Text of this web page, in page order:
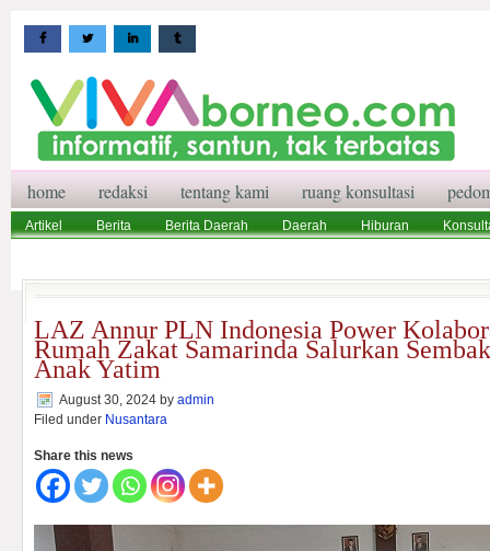
home redaksi tentang kami ruang konsultasi
Artikel Berita Berita Daerah Daerah Hiburan
LAZ Annur PLN Indonesia Power
Rumah Zakat Samarinda Salurkan
Anak Yatim
August 30, 2024 by admin
Filed under Nusantara
Share this news